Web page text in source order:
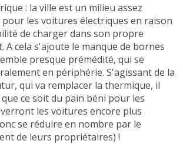
: la ville est un milieu assez
les voitures électriques en raison
de charger dans son propre
A cela s'ajoute le manque de bornes
presque prémédité, qui se
en périphérie. S'agissant de la
qui va remplacer la thermique, il
ce soit du pain béni pour les
les voitures encore plus
se réduire en nombre par le
de leurs propriétaires) !